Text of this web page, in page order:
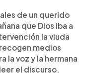
de un querido
que Dios iba a
la viuda
medios
la voz y la hermana
el discurso.